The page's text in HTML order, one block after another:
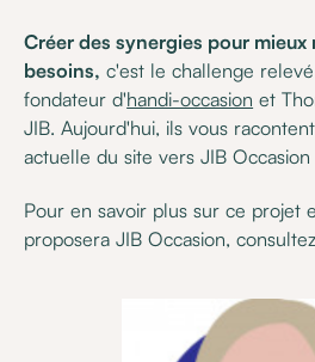
Créer des synergies pour mieux
besoins, c'est le challenge
fondateur d'handi-occasion et
JIB. Aujourd'hui, ils vous
actuelle du site vers JIB Occasion
Pour en savoir plus sur ce projet
proposera JIB Occasion,